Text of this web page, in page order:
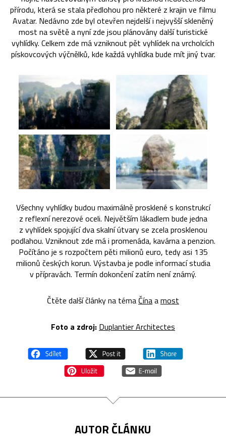
přírodu, která se stala předlohou pro některé z krajin ve filmu
Avatar. Nedávno zde byl otevřen nejdelší i nejvyšší skleněný
most na světě a nyní zde jsou plánovány další turistické
vyhlídky. Celkem zde má vzniknout pět vyhlídek na vrcholcích
pískovcových výčnělků, kde každá vyhlídka bude mít jiný tvar.
Všechny vyhlídky budou maximálně prosklené s konstrukcí
z reflexní nerezové oceli. Největším lákadlem bude jedna
z vyhlídek spojující dva skalní útvary se zcela prosklenou
podlahou. Vzniknout zde má i promenáda, kavárna a penzion.
Počítáno je s rozpočtem pěti milionů euro, tedy asi 135
milionů českých korun. Výstavba je podle informací studia
v přípravách. Termín dokončení zatím není známý.
Čtěte další články na téma Čínaamost
Foto a zdroj: Duplantier Architectes
AUTOR ČLÁNKU